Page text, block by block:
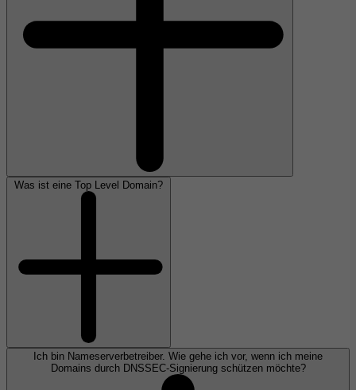
Was ist eine Top Level Domain?
Ich bin Nameserverbetreiber. Wie gehe ich vor, wenn ich meine
Domains durch DNSSEC-Signierung schützen möchte?